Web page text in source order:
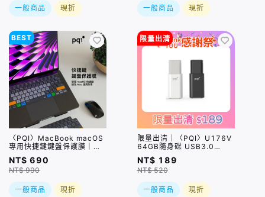
一般商品 現折 一般商品 現折
BEST
〈PQI〉MacBook macOS
專用快捷鍵鍵盤保護膜｜超
薄水洗矽膠、60+組快捷
鍵、全面防潑水 (限美式鍵
盤)
NT$ 690
NT$ 990
一般商品 現折
限量出清
限量出清｜〈PQI〉U176V
64GB隨身碟 USB3.0
Flash Drive (顏色隨機出
貨)
NT$ 189
NT$ 520
一般商品 現折